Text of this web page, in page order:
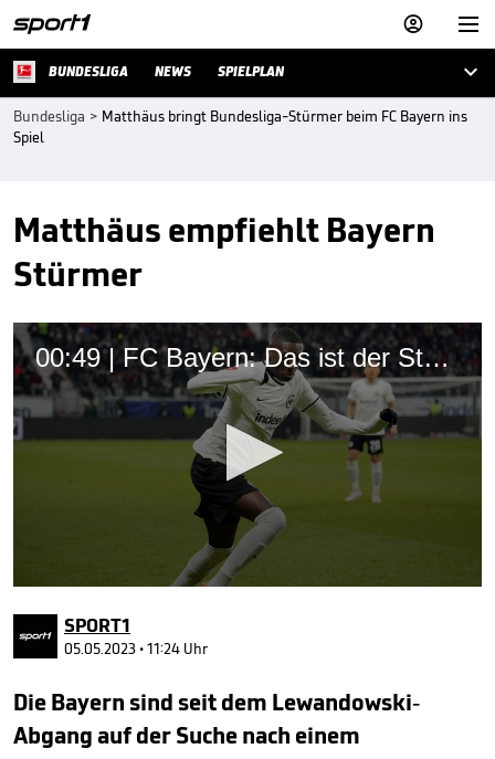


BUNDESLIGA NEWS SPIELPLAN 
Bundesliga > Matthäus bringt Bundesliga-Stürmer beim FC Bayern ins
Spiel
Matthäus empfiehlt Bayern
Stürmer
00:49 | FC Bayern: Das ist der Stand bei Kolo Muani
seconds
of
49
seconds
SPORT1
05.05.2023 • 11:24 Uhr
Die Bayern sind seit dem Lewandowski-
Abgang auf der Suche nach einem